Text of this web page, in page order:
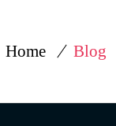
Home Blog